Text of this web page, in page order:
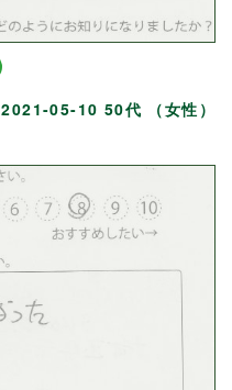
2021-05-10 50代 （女性）